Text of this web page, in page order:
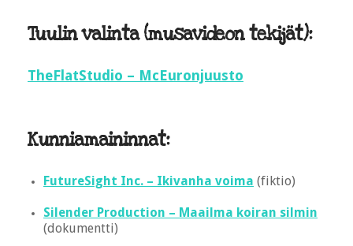
Tuulin valinta (musavideon tekijät):
TheFlatStudio – McEuronjuusto
Kunniamaininnat:
FutureSight Inc. – Ikivanha voima (fiktio)
Silender Production – Maailma koiran silmin
(dokumentti)